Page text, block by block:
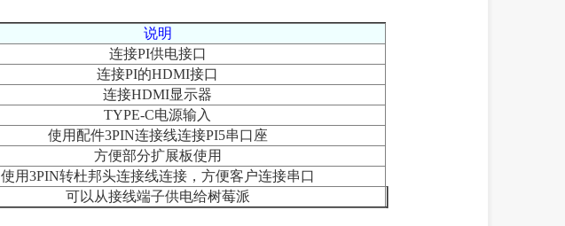
说明
连接PI供电接口
连接PI的HDMI接口
连接HDMI显示器
TYPE-C电源输入
使用配件3PIN连接线连接PI5串口座
方便部分扩展板使用
使用3PIN转杜邦头连接线连接，方便客户连接串口
可以从接线端子供电给树莓派